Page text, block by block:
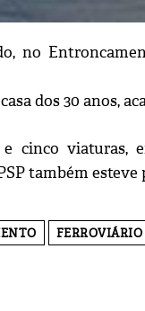
no
dos 30 anos,
cinco viaturas,
também esteve
FERROVIÁRIO